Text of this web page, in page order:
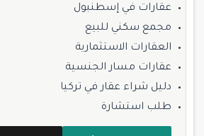
عقارات في إسطنبول
مجمع سكني للبيع
العقارات الاستثمارية
عقارات مسار الجنسية
دليل شراء عقار في تركيا
طلب استشارة